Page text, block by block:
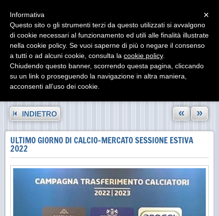
INDIETRO « »
ULTIMO GIORNO DI CALCIO-MERCATO SESSIONE ESTIVA
2022
×
Informativa
Questo sito o gli strumenti terzi da questo utilizzati si avvalgono
di cookie necessari al funzionamento ed utili alle finalità illustrate
nella cookie policy. Se vuoi saperne di più o negare il consenso
a tutti o ad alcuni cookie, consulta la cookie policy.
Chiudendo questo banner, scorrendo questa pagina, cliccando
su un link o proseguendo la navigazione in altra maniera,
acconsenti all’uso dei cookie.